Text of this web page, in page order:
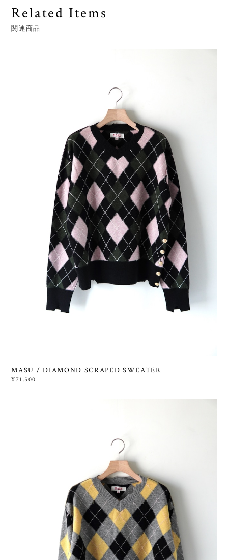
Related Items
関連商品
MASU / DIAMOND SCRAPED SWEATER
¥71,500